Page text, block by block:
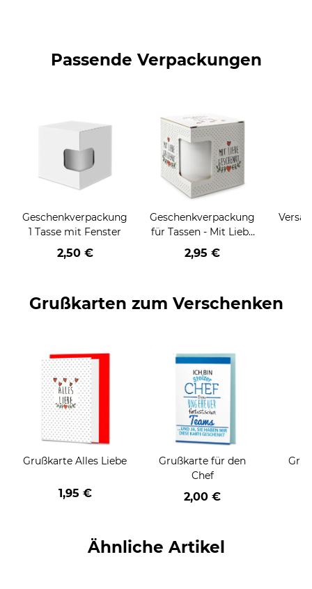
Passende Verpackungen
Geschenkverpackung
1 Tasse mit Fenster
2,50 €
Geschenkverpackung
für Tassen - Mit Liebe
geschenkt
2,95 €
Grußkarten zum Verschenken
Grußkarte Alles Liebe
1,95 €
Grußkarte für den
Chef
2,00 €
Ähnliche Artikel